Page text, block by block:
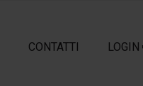
CONTATTI LOGIN